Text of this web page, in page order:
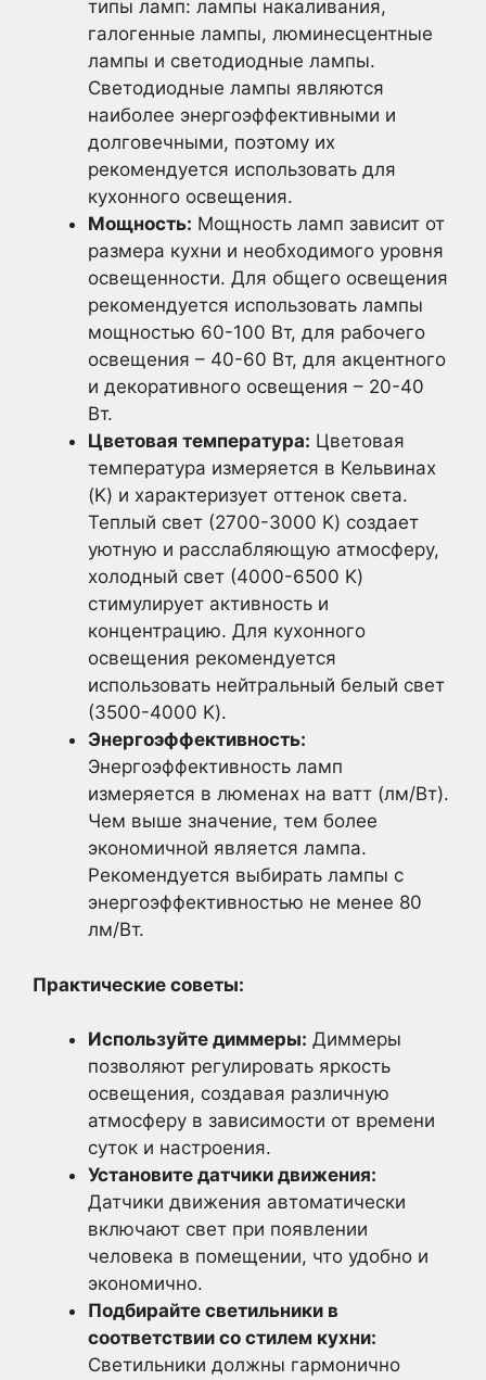
типы ламп: лампы накаливания,
галогенные лампы, люминесцентные
лампы и светодиодные лампы.
Светодиодные лампы являются
наиболее энергоэффективными и
долговечными, поэтому их
рекомендуется использовать для
кухонного освещения.
Мощность: Мощность ламп зависит от
размера кухни и необходимого уровня
освещенности. Для общего освещения
рекомендуется использовать лампы
мощностью 60-100 Вт, для рабочего
освещения – 40-60 Вт, для акцентного
и декоративного освещения – 20-40
Вт.
Цветовая температура: Цветовая
температура измеряется в Кельвинах
(K) и характеризует оттенок света.
Теплый свет (2700-3000 K) создает
уютную и расслабляющую атмосферу,
холодный свет (4000-6500 K)
стимулирует активность и
концентрацию. Для кухонного
освещения рекомендуется
использовать нейтральный белый свет
(3500-4000 K).
Энергоэффективность:
Энергоэффективность ламп
измеряется в люменах на ватт (лм/Вт).
Чем выше значение, тем более
экономичной является лампа.
Рекомендуется выбирать лампы с
энергоэффективностью не менее 80
лм/Вт.
Практические советы:
Используйте диммеры: Диммеры
позволяют регулировать яркость
освещения, создавая различную
атмосферу в зависимости от времени
суток и настроения.
Установите датчики движения:
Датчики движения автоматически
включают свет при появлении
человека в помещении, что удобно и
экономично.
Подбирайте светильники в
соответствии со стилем кухни:
Светильники должны гармонично